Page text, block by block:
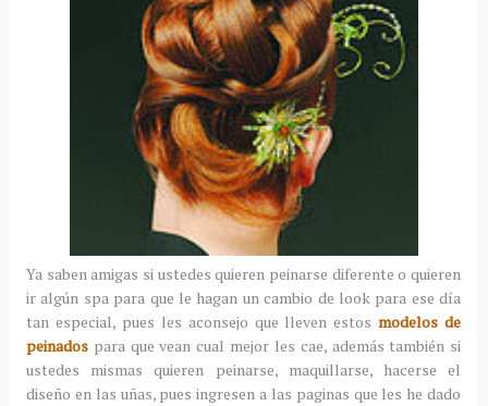
Ya saben amigas si ustedes quieren peinarse diferente o quieren
ir algún spa para que le hagan un cambio de look para ese día
tan especial, pues les aconsejo que lleven estos modelos de
peinadospara que vean cual mejor les cae, además también si
ustedes mismas quieren peinarse, maquillarse, hacerse el
diseño en las uñas, pues ingresen a las paginas que les he dado